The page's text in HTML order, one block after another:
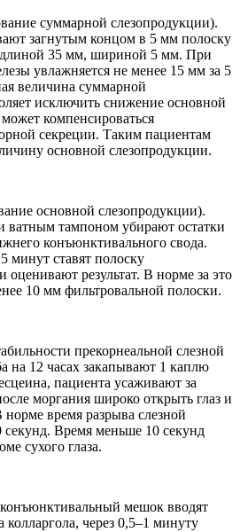
суммарной слезопродукции).
загнутым концом в 5 мм полоску
длиной 35 мм, шириной 5 мм. При
увлажняется не менее 15 мм за 5
величина суммарной
исключить снижение основной
компенсироваться
секреции. Таким пациентам
основной слезопродукции.
основной слезопродукции).
ватным тампоном убирают остатки
конъюнктивального свода.
минут ставят полоску
оценивают результат. В норме за это
10 мм фильтровальной полоски.
прекорнеальной слезной
на 12 часах закапывают 1 каплю
пациента усаживают за
моргания широко открыть глаз и
время разрыва слезной
секунд. Время меньше 10 секунд
сухого глаза.
мешок вводят
через 0,5–1 минуту